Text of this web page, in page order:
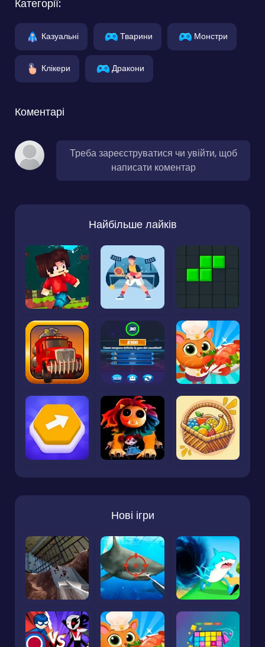
Категорії:
Казуальні Тварини Монстри
Клікери Дракони
Коментарі
Треба зареєструватися чи увійти, щоб
написати коментар
Найбільше лайків
Нові ігри